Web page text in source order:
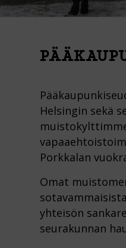
Helsingin sekä
Porkkalan
Omat
yhteisön
seurakunnan